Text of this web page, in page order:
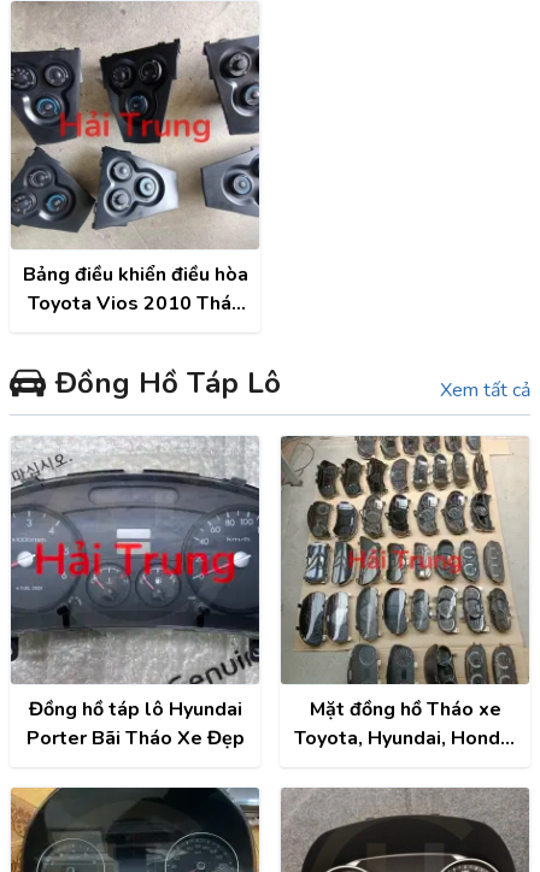
Bảng điều khiển điều hòa
Toyota Vios 2010 Tháo
Đồng Hồ Táp Lô Xem tất cả
Đồng hồ táp lô Hyundai
Porter Bãi Tháo Xe Đẹp
Mặt đồng hồ Tháo xe
Toyota, Hyundai, Honda,